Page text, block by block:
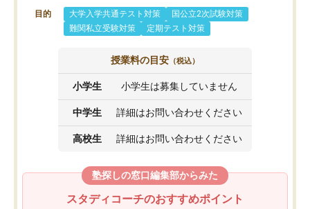
目的 大学入学共通テスト対策
国公立2次試験対策
難関私立受験対策
定期テスト対策
授業料の目安 （税込）
小学生 小学生は募集していません
中学生 詳細はお問い合わせください
高校生 詳細はお問い合わせください
塾探しの窓口編集部からみた
スタディコーチのおすすめポイント